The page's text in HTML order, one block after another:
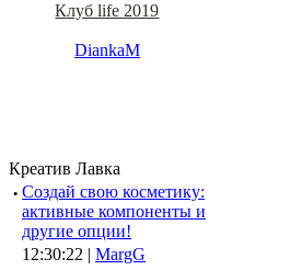
Клуб life 2019
DiankaM
Креатив Лавка
· Создай свою косметику:
активные компоненты и
другие опции!
12:30:22 | MargG